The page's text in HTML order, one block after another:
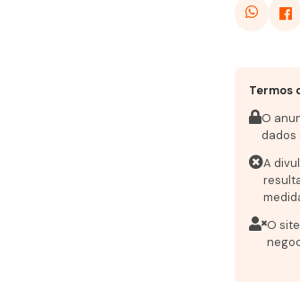
Termos
O
dados
A
O